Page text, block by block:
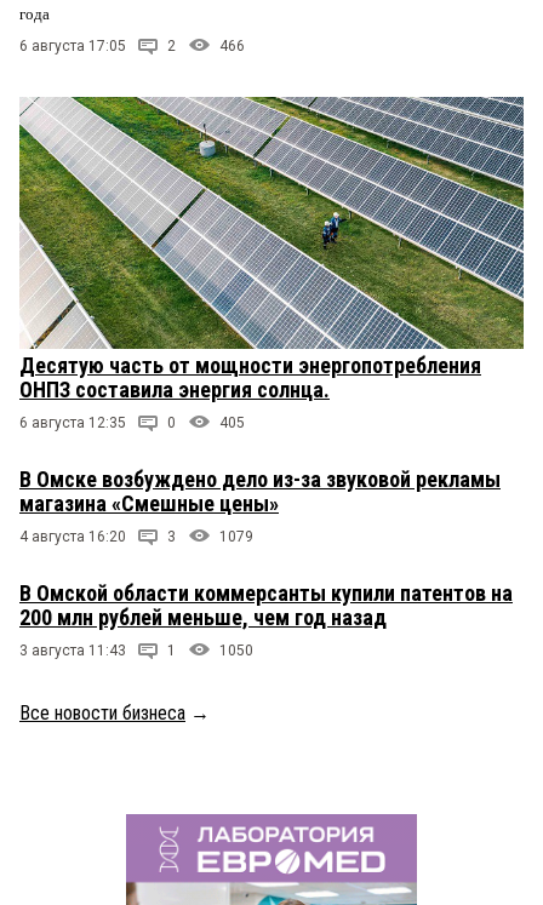
года
6 августа 17:05 2 466
Десятую часть от мощности энергопотребления
ОНПЗ составила энергия солнца.
6 августа 12:35 0 405
В Омске возбуждено дело из-за звуковой рекламы
магазина «Смешные цены»
4 августа 16:20 3 1079
В Омской области коммерсанты купили патентов на
200 млн рублей меньше, чем год назад
3 августа 11:43 1 1050
Все новости бизнеса →